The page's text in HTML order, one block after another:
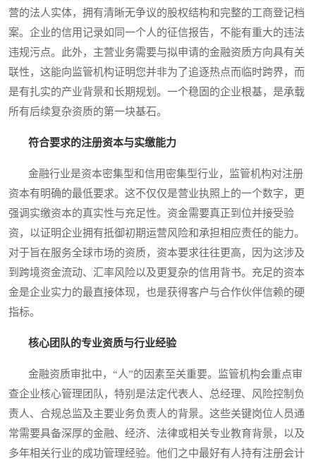
营的法人实体，拥有清晰无争议的股权结构和完整的工商登记档
案。企业的信用记录如同一个人的征信报告，不能有重大的违法
违规污点。此外，主营业务需要与拟申请的金融资质方向具有关
联性，这能向监管机构证明您并非为了追逐热点而临时跨界，而
是有扎实的产业背景和长期规划。一个稳固的企业根基，是承载
所有后续复杂资质的第一块基石。
符合要求的注册资本与实缴能力
金融行业是资本密集型和信用密集型行业，监管机构对注册
资本有明确的最低要求。这不仅仅是营业执照上的一个数字，更
强调实缴资本的真实性与充足性。资金需要真正到位并接受验
资，以证明企业拥有抵御初期运营风险和承担相应责任的能力。
对于旨在服务全球市场的资质，资本要求往往更高，因为这涉及
到跨境资金流动、汇率风险以及更复杂的信用背书。充足的资本
金是企业实力的最直接体现，也是获得客户与合作伙伴信赖的硬
指标。
核心团队的专业资质与行业经验
金融资质审批中，“人”的因素至关重要。监管机构会重点审
查企业核心管理团队，特别是法定代表人、总经理、风险控制负
责人、合规总监及主要业务负责人的背景。这些关键岗位人员通
常需要具备深厚的金融、经济、法律或相关专业教育背景，以及
多年相关行业的成功管理经验。他们之中最好有人持有注册会计